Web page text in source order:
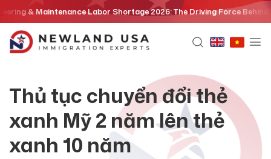
content
& Maintenance Labor Shortage 2026: The Driving Force Behind the
Thủ tục chuyển đổi thẻ
xanh Mỹ 2 năm lên thẻ
xanh 10 năm